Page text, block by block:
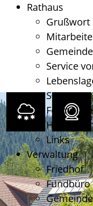
Rathaus
Grußwort
Service
Satzungen
Links
Verwaltung
Friedhof
Fundbüro